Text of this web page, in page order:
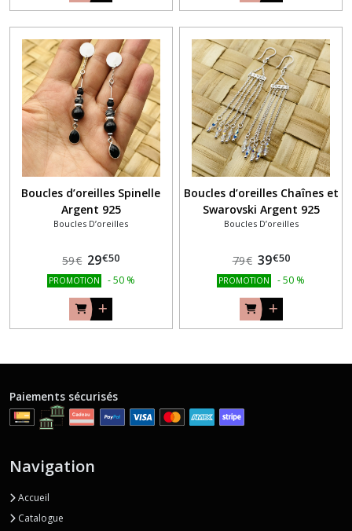
Boucles d’oreilles Spinelle
Argent 925
Boucles D’oreilles
59€ 29€50
PROMOTION -50 %
Boucles d’oreilles Chaînes et
Swarovski Argent 925
Boucles D’oreilles
79€ 39€50
PROMOTION -50 %
Paiements sécurisés
Navigation
Accueil
Catalogue